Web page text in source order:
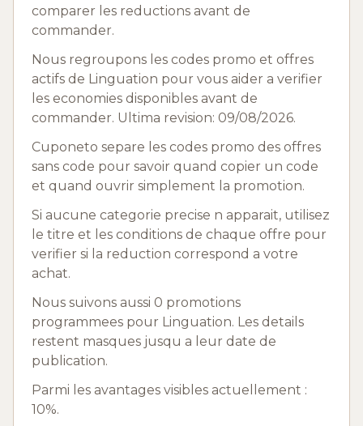
comparer les reductions avant de
commander.
Nous regroupons les codes promo et offres
actifs de Linguation pour vous aider a verifier
les economies disponibles avant de
commander. Ultima revision: 09/08/2026.
Cuponeto separe les codes promo des offres
sans code pour savoir quand copier un code
et quand ouvrir simplement la promotion.
Si aucune categorie precise n apparait, utilisez
le titre et les conditions de chaque offre pour
verifier si la reduction correspond a votre
achat.
Nous suivons aussi 0 promotions
programmees pour Linguation. Les details
restent masques jusqu a leur date de
publication.
Parmi les avantages visibles actuellement :
10%.